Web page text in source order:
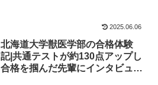
2025.06.06
北海道大学獣医学部の合格体験
記|共通テストが約130点アップし
合格を掴んだ先輩にインタビュ